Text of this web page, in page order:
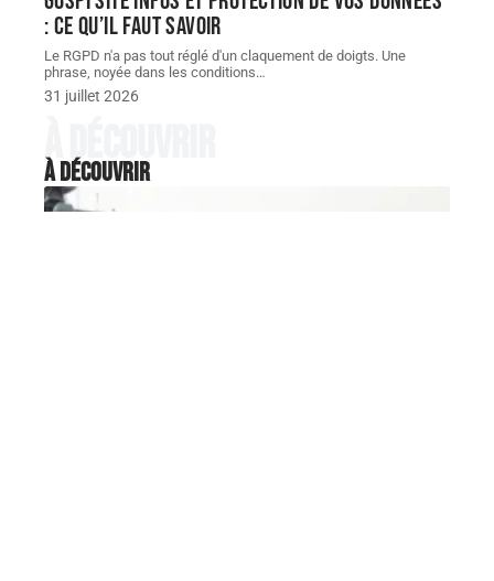
: ce qu’il faut savoir
Le RGPD n'a pas tout réglé d'un claquement de doigts. Une
phrase, noyée dans les conditions…
31 juillet 2026
À découvrir
À découvrir